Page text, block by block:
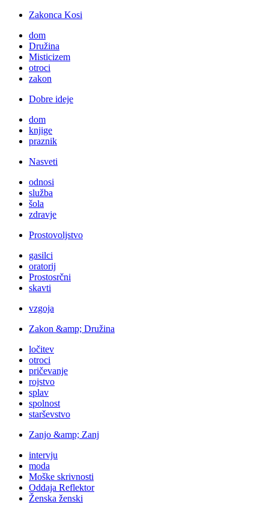
Zakonca Kosi
dom
Družina
Misticizem
otroci
zakon
Dobre ideje
dom
knjige
praznik
Nasveti
odnosi
služba
šola
zdravje
Prostovoljstvo
gasilci
oratorij
Prostosrčni
skavti
vzgoja
Zakon &amp; Družina
ločitev
otroci
pričevanje
rojstvo
splav
spolnost
starševstvo
Zanjo &amp; Zanj
intervju
moda
Moške skrivnosti
Oddaja Reflektor
Ženska ženski